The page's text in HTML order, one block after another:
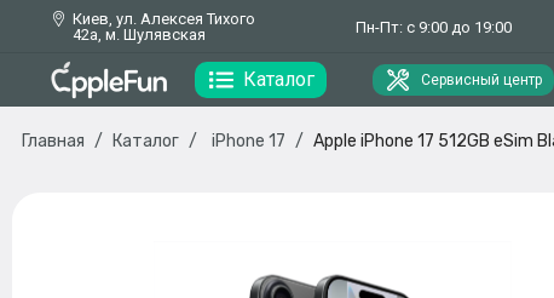
Киев, ул. Алексея Тихого
42а, м. Шулявская
Пн-Пт: с 9:00 до 19:00
Каталог Сервисный центр
Главная Каталог iPhone 17 Apple iPhone 17 512GB eSim